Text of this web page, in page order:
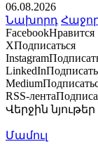
06.08.2026
Նախորդ
FacebookНравится
XПодписаться
Instagram
LinkedIn
Medium
RSS-лента
Վերջին նյութեր
Մամուլ